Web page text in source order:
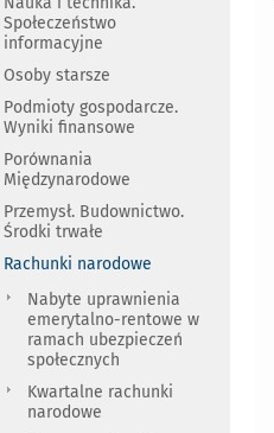
Społeczeństwo
informacyjne
Osoby starsze
Podmioty gospodarcze.
Wyniki finansowe
Porównania
Międzynarodowe
Przemysł. Budownictwo.
Środki trwałe
Rachunki narodowe
Nabyte uprawnienia
emerytalno-rentowe w
ramach ubezpieczeń
społecznych
Kwartalne rachunki
narodowe